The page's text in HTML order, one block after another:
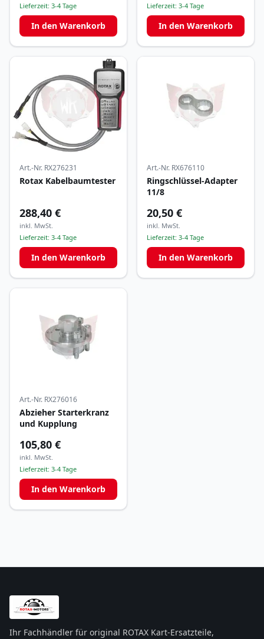
Lieferzeit: 3-4 Tage
In den Warenkorb
Lieferzeit: 3-4 Tage
In den Warenkorb
Art.-Nr. RX276231
Rotax Kabelbaumtester
288,40 €
inkl. MwSt.
Lieferzeit: 3-4 Tage
In den Warenkorb
Art.-Nr. RX676110
Ringschlüssel-Adapter
11/8
20,50 €
inkl. MwSt.
Lieferzeit: 3-4 Tage
In den Warenkorb
Art.-Nr. RX276016
Abzieher Starterkranz
und Kupplung
105,80 €
inkl. MwSt.
Lieferzeit: 3-4 Tage
In den Warenkorb
Ihr Fachhändler für original ROTAX Kart-Ersatzteile,